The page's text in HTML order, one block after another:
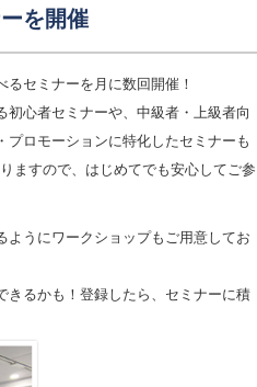
を開催
セミナーを月に数回開催！
初心者セミナーや、中級者・上級者向
プロモーションに特化したセミナーも
ますので、はじめてでも安心してご参
ようにワークショップもご用意してお
きるかも！登録したら、セミナーに積